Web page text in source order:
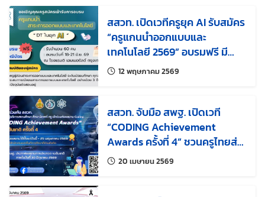
สสวท. เปิดเวทีครูยุค AI รับสมัคร
“ครูแกนนำออกแบบและ
เทคโนโลยี 2569” อบรมฟรี มี
วุฒิบัตร รับจำนวนจำกัด
12 พฤษภาคม 2569แก้ไขล่าสุดเมื่อ:
สสวท. จับมือ สพฐ. เปิดเวที
“CODING Achievement
Awards ครั้งที่ 4” ชวนครูไทยส่ง
ผลงาน Coding & AI โชว์
20 เมษายน 2569แก้ไขล่าสุดเมื่อ: